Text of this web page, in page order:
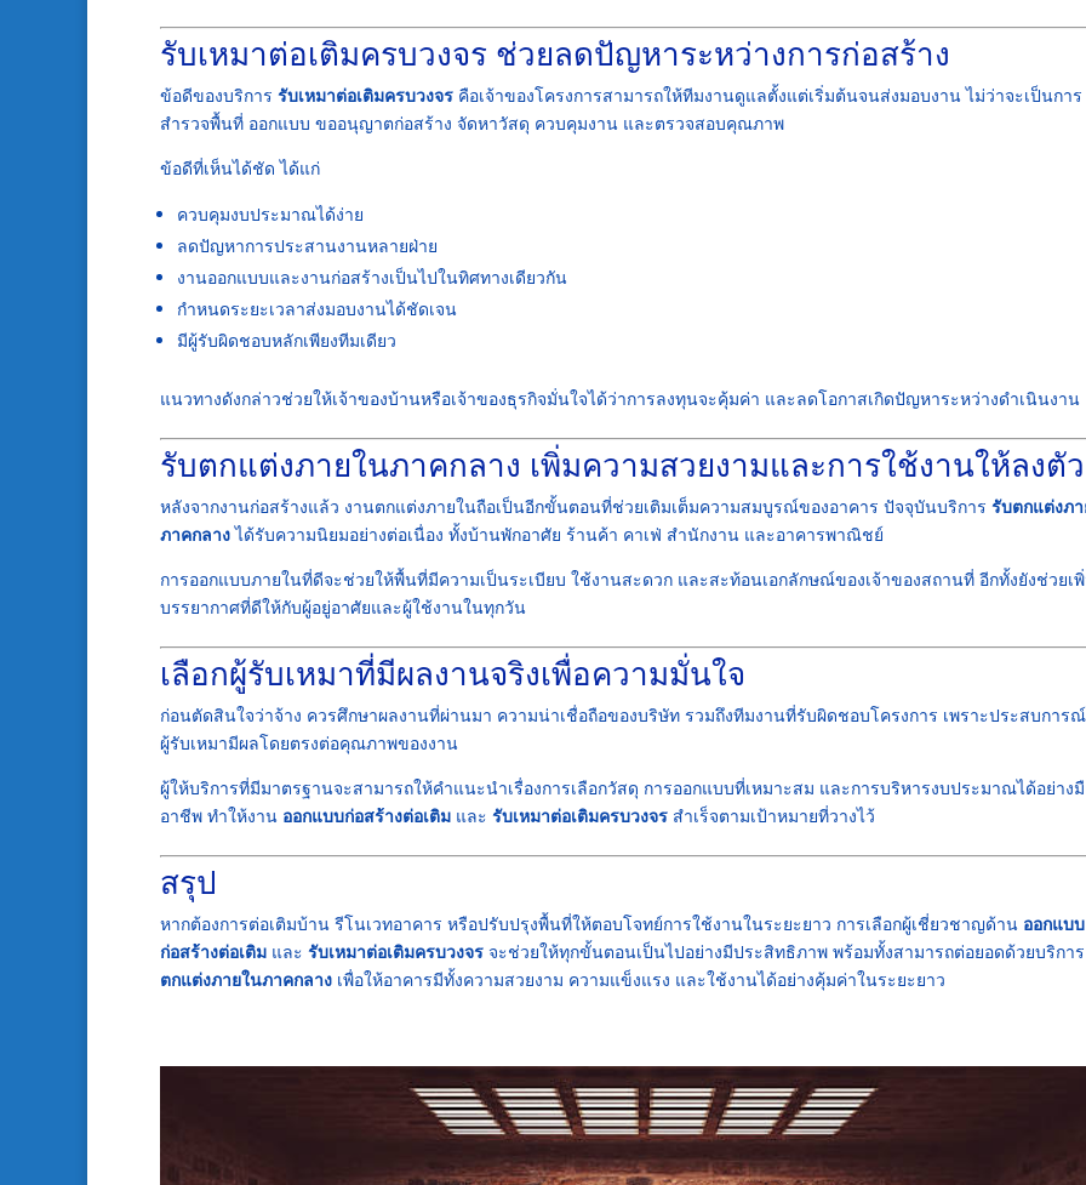
รับเหมาต่อเติมครบวงจร ช่วยลดปัญหาระหว่างการก่อสร้าง
ข้อดีของบริการ รับเหมาต่อเติมครบวงจร คือเจ้าของโครงการสามารถให้ทีมงานดูแลตั้งแต่เริ่มต้นจนส่งมอบงาน ไม่ว่าจะเป็นการ
สำรวจพื้นที่ ออกแบบ ขออนุญาตก่อสร้าง จัดหาวัสดุ ควบคุมงาน และตรวจสอบคุณภาพ
ข้อดีที่เห็นได้ชัด ได้แก่
ควบคุมงบประมาณได้ง่าย
ลดปัญหาการประสานงานหลายฝ่าย
งานออกแบบและงานก่อสร้างเป็นไปในทิศทางเดียวกัน
กำหนดระยะเวลาส่งมอบงานได้ชัดเจน
มีผู้รับผิดชอบหลักเพียงทีมเดียว
แนวทางดังกล่าวช่วยให้เจ้าของบ้านหรือเจ้าของธุรกิจมั่นใจได้ว่าการลงทุนจะคุ้มค่า และลดโอกาสเกิดปัญหาระหว่างดำเนินงาน
รับตกแต่งภายในภาคกลาง เพิ่มความสวยงามและการใช้งานให้ลงตัว
หลังจากงานก่อสร้างแล้ว งานตกแต่งภายในถือเป็นอีกขั้นตอนที่ช่วยเติมเต็มความสมบูรณ์ของอาคาร ปัจจุบันบริการ รับตกแต่งภ
ภาคกลางได้รับความนิยมอย่างต่อเนื่อง ทั้งบ้านพักอาศัย ร้านค้า คาเฟ่ สำนักงาน และอาคารพาณิชย์
การออกแบบภายในที่ดีจะช่วยให้พื้นที่มีความเป็นระเบียบ ใช้งานสะดวก และสะท้อนเอกลักษณ์ของเจ้าของสถานที่ อีกทั้งยังช่วยเ
บรรยากาศที่ดีให้กับผู้อยู่อาศัยและผู้ใช้งานในทุกวัน
เลือกผู้รับเหมาที่มีผลงานจริงเพื่อความมั่นใจ
ก่อนตัดสินใจว่าจ้าง ควรศึกษาผลงานที่ผ่านมา ความน่าเชื่อถือของบริษัท รวมถึงทีมงานที่รับผิดชอบโครงการ เพราะประสบการ
ผู้รับเหมามีผลโดยตรงต่อคุณภาพของงาน
ผู้ให้บริการที่มีมาตรฐานจะสามารถให้คำแนะนำเรื่องการเลือกวัสดุ การออกแบบที่เหมาะสม และการบริหารงบประมาณได้อย่าง
อาชีพ ทำให้งาน ออกแบบก่อสร้างต่อเติม และ รับเหมาต่อเติมครบวงจร สำเร็จตามเป้าหมายที่วางไว้
สรุป
หากต้องการต่อเติมบ้าน รีโนเวทอาคาร หรือปรับปรุงพื้นที่ให้ตอบโจทย์การใช้งานในระยะยาว การเลือกผู้เชี่ยวชาญด้าน ออกแบบ
ก่อสร้างต่อเติม และ รับเหมาต่อเติมครบวงจร จะช่วยให้ทุกขั้นตอนเป็นไปอย่างมีประสิทธิภาพ พร้อมทั้งสามารถต่อยอดด้วยบริกา
ตกแต่งภายในภาคกลาง เพื่อให้อาคารมีทั้งความสวยงาม ความแข็งแรง และใช้งานได้อย่างคุ้มค่าในระยะยาว